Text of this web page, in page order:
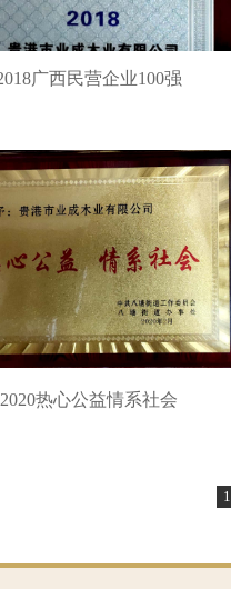
广西民营企业100强
2020热心公益情系社会
1